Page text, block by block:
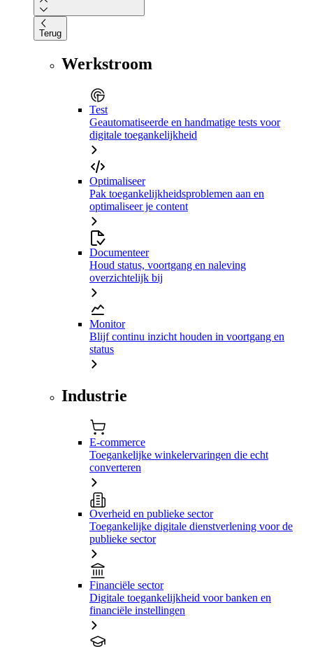
Terug
Werkstroom
Test
Geautomatiseerde en handmatige tests voor
digitale toegankelijkheid
Optimaliseer
Pak toegankelijkheidsproblemen aan en
optimaliseer je content
Documenteer
Houd status, voortgang en naleving
overzichtelijk bij
Monitor
Blijf continu inzicht houden in voortgang en
status
Industrie
E-commerce
Toegankelijke winkelervaringen die echt
converteren
Overheid en publieke sector
Toegankelijke digitale dienstverlening voor de
publieke sector
Financiële sector
Digitale toegankelijkheid voor banken en
financiële instellingen